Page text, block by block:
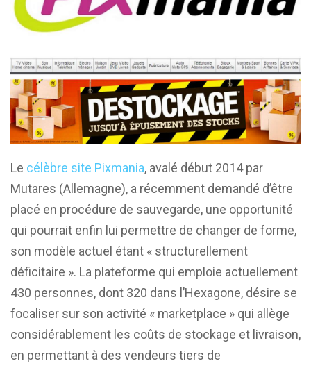
Le célèbre site Pixmania, avalé début 2014 par
Mutares (Allemagne), a récemment demandé d’être
placé en procédure de sauvegarde, une opportunité
qui pourrait enfin lui permettre de changer de forme,
son modèle actuel étant « structurellement
déficitaire ». La plateforme qui emploie actuellement
430 personnes, dont 320 dans l’Hexagone, désire se
focaliser sur son activité « marketplace » qui allège
considérablement les coûts de stockage et livraison,
en permettant à des vendeurs tiers de